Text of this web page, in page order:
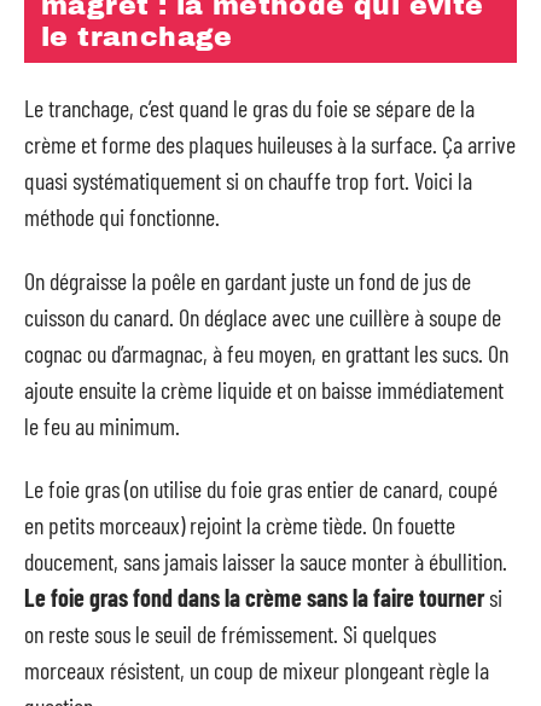
le tranchage
Le tranchage, c’est quand le gras du foie se sépare de la
crème et forme des plaques huileuses à la surface. Ça arrive
quasi systématiquement si on chauffe trop fort. Voici la
méthode qui fonctionne.
On dégraisse la poêle en gardant juste un fond de jus de
cuisson du canard. On déglace avec une cuillère à soupe de
cognac ou d’armagnac, à feu moyen, en grattant les sucs. On
ajoute ensuite la crème liquide et on baisse immédiatement
le feu au minimum.
Le foie gras (on utilise du foie gras entier de canard, coupé
en petits morceaux) rejoint la crème tiède. On fouette
doucement, sans jamais laisser la sauce monter à ébullition.
Le foie gras fond dans la crème sans la faire tournersi
on reste sous le seuil de frémissement. Si quelques
morceaux résistent, un coup de mixeur plongeant règle la